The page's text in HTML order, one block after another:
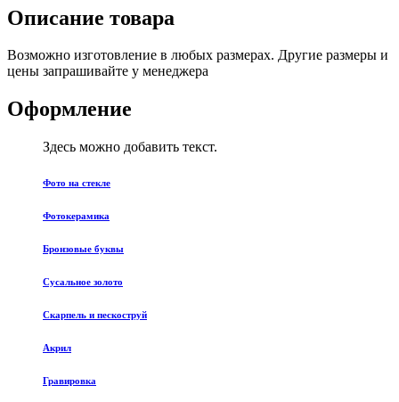
Описание товара
Возможно изготовление в любых размерах. Другие размеры и
цены запрашивайте у менеджера
Оформление
Здесь можно добавить текст.
Фото на стекле
Фотокерамика
Бронзовые буквы
Сусальное золото
Скарпель и пескоструй
Акрил
Гравировка